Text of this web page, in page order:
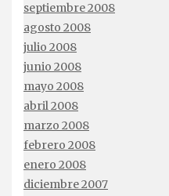
septiembre 2008
agosto 2008
julio 2008
junio 2008
mayo 2008
abril 2008
marzo 2008
febrero 2008
enero 2008
diciembre 2007